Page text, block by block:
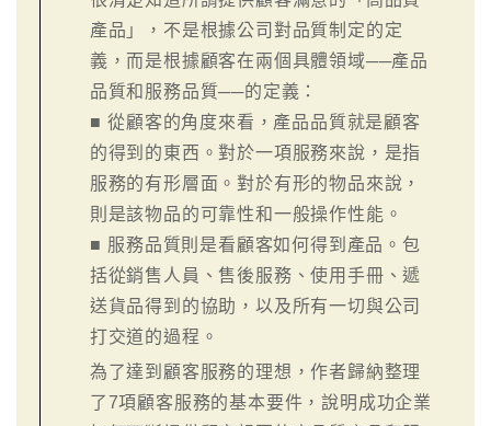
產品」，不是根據公司對品質制定的定
義，而是根據顧客在兩個具體領域──產品
品質和服務品質──的定義：
■ 從顧客的角度來看，產品品質就是顧客
的得到的東西。對於一項服務來說，是指
服務的有形層面。對於有形的物品來說，
則是該物品的可靠性和一般操作性能。
■ 服務品質則是看顧客如何得到產品。包
括從銷售人員、售後服務、使用手冊、遞
送貨品得到的協助，以及所有一切與公司
打交道的過程。
為了達到顧客服務的理想，作者歸納整理
了7項顧客服務的基本要件，說明成功企業